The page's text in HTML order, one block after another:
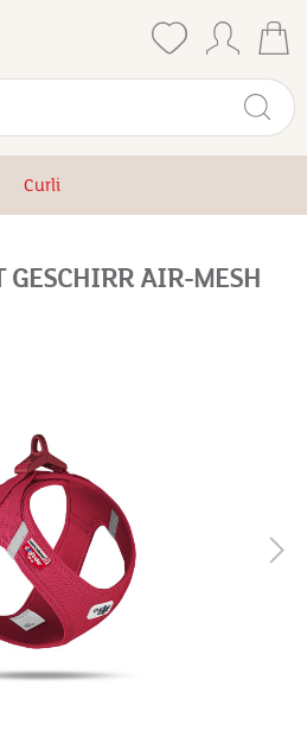
Curli
GESCHIRR AIR-MESH